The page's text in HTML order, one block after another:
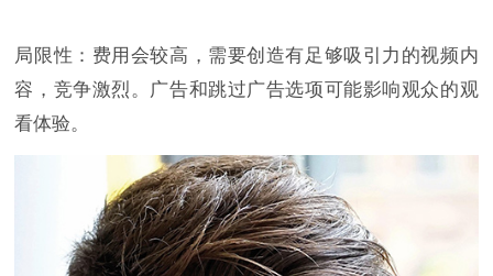
局限性：费用会较高，需要创造有足够吸引力的视频内
容，竞争激烈。广告和跳过广告选项可能影响观众的观
看体验。